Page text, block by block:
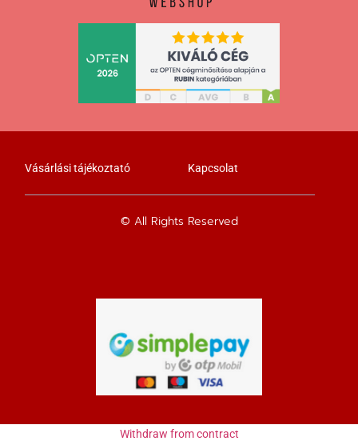
Vásárlási tájékoztató Kapcsolat
© All Rights Reserved
Withdraw from contract